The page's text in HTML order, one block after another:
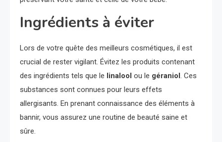
Ingrédients à éviter
Lors de votre quête des meilleurs cosmétiques, il est
crucial de rester vigilant. Évitez les produits contenant
des ingrédients tels que le linalool ou le géraniol. Ces
substances sont connues pour leurs effets
allergisants. En prenant connaissance des éléments à
bannir, vous assurez une routine de beauté saine et
sûre.